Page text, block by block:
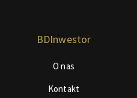
BDInwestor
O nas
Kontakt